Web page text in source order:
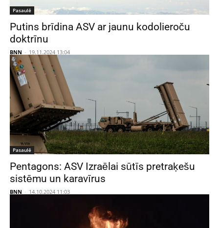
Pasaulē
Putins brīdina ASV ar jaunu kodolieroču
doktrīnu
BNN - 19.11.2024 13:04
Pasaulē
Pentagons: ASV Izraēlai sūtīs pretraķešu
sistēmu un karavīrus
BNN - 14.10.2024 11:03